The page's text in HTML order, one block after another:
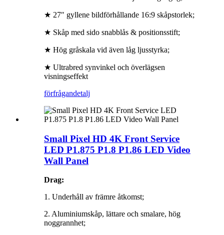
★ 27″ gyllene bildförhållande 16:9 skåpstorlek;
★ Skåp med sido snabblås & positionsstift;
★ Hög gråskala vid även låg ljusstyrka;
★ Ultrabred synvinkel och överlägsen
visningseffekt
förfrågandetalj
Small Pixel HD 4K Front Service
LED P1.875 P1.8 P1.86 LED Video
Wall Panel
Drag:
1. Underhåll av främre åtkomst;
2. Aluminiumskåp, lättare och smalare, hög
noggrannhet;